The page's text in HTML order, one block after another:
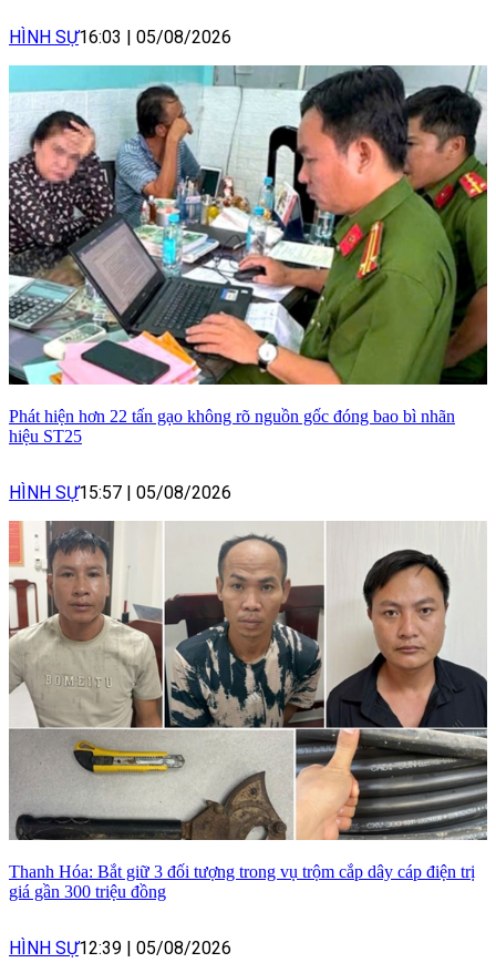
HÌNH SỰ16:03 | 05/08/2026
Phát hiện hơn 22 tấn gạo không rõ nguồn gốc đóng bao bì nhãn
hiệu ST25
HÌNH SỰ15:57 | 05/08/2026
Thanh Hóa: Bắt giữ 3 đối tượng trong vụ trộm cắp dây cáp điện trị
giá gần 300 triệu đồng
HÌNH SỰ12:39 | 05/08/2026